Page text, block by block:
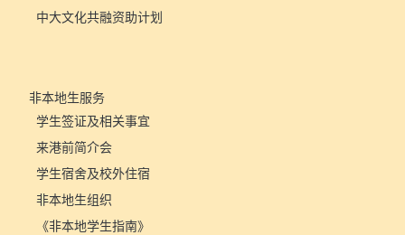
中大文化共融资助计划
非本地生服务
学生签证及相关事宜
来港前简介会
学生宿舍及校外住宿
非本地生组织
《非本地学生指南》